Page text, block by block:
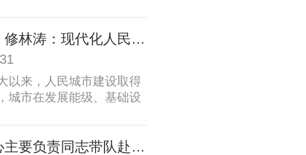
文化保护等方面取得积极
，也面临着转变发展方
展动能、提升功能品质、
理、增强城市韧性等转型
为实现以上目标，必须紧
可靠的韧性城市、崇德向
高国力、修林涛：现代化人民城市高质量发展的战略框架与政策体系
以来，人民城市建设取得
城市在发展能级、基础设
文化保护等方面取得积极
，也面临着转变发展方 城市中心主要负责同志带队赴摩尔线程“夸娥”北京智算中心专题调研